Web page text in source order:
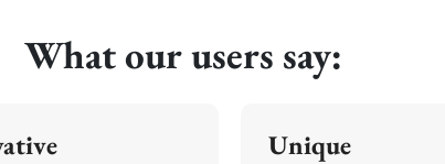
What our users say:
Unique